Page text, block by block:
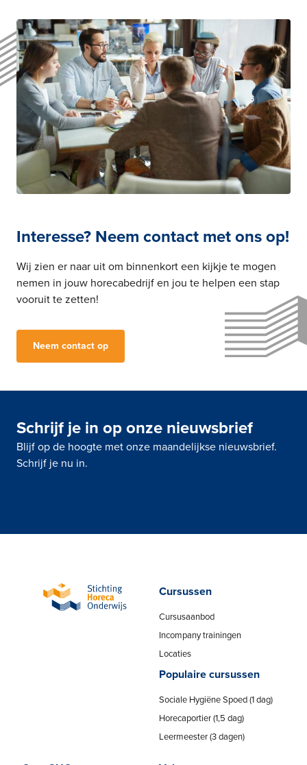
Interesse? Neem contact met ons op!
Wij zien er naar uit om binnenkort een kijkje te mogen
nemen in jouw horecabedrijf en jou te helpen een stap
vooruit te zetten!
Neem contact op
Schrijf je in op onze nieuwsbrief
Blijf op de hoogte met onze maandelijkse nieuwsbrief.
Schrijf je nu in.
Cursussen
Cursusaanbod
Incompany trainingen
Locaties
Populaire cursussen
Sociale Hygiëne Spoed (1 dag)
Horecaportier (1,5 dag)
Leermeester (3 dagen)